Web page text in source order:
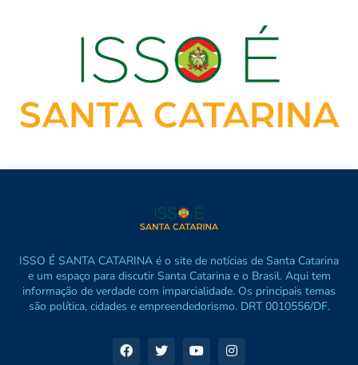
ISSO É SANTA CATARINA é o site de notícias de Santa Catarina
e um espaço para discutir Santa Catarina e o Brasil. Aqui tem
informação de verdade com imparcialidade. Os principais temas
são política, cidades e empreendedorismo. DRT 0010556/DF.